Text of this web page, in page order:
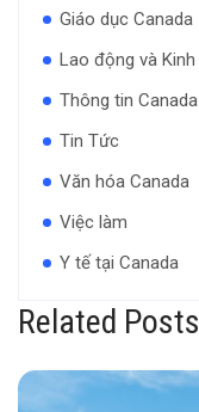
Giáo dục Canada
Lao động và
Thông tin Canada
Tin Tức
Văn hóa Canada
Việc làm
Y tế tại Canada
Related Posts